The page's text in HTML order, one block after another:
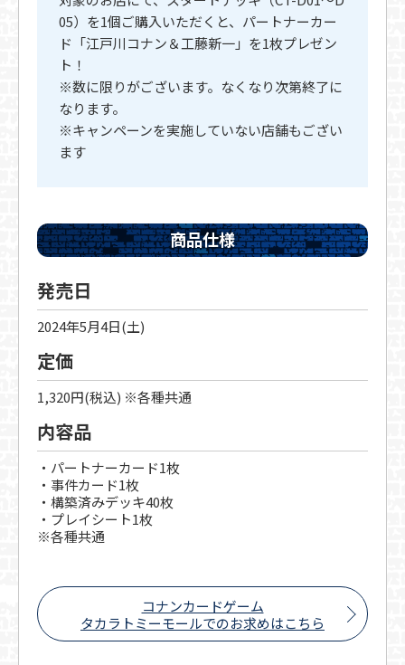
05）を1個ご購入いただくと、パートナーカー
ド「江戸川コナン＆工藤新一」を1枚プレゼン
ト！
※数に限りがございます。なくなり次第終了に
なります。
※キャンペーンを実施していない店舗もござい
ます
商品仕様
発売日
2024年5月4日(土)
定価
1,320円(税込) ※各種共通
内容品
・パートナーカード1枚
・事件カード1枚
・構築済みデッキ40枚
・プレイシート1枚
※各種共通
コナンカードゲーム
タカラトミーモールでのお求めはこちら